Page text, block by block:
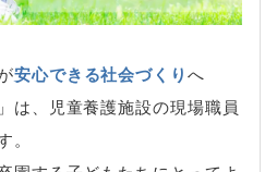
安心できる社会づくりへ
は、児童養護施設の現場職員